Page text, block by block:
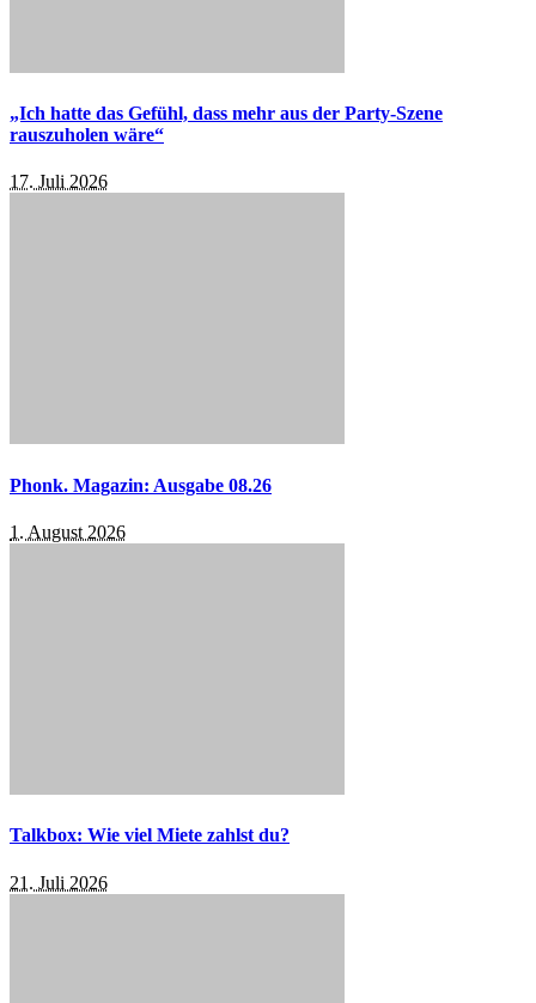
„Ich hatte das Gefühl, dass mehr aus der Party-Szene
rauszuholen wäre“
17. Juli 2026
Phonk. Magazin: Ausgabe 08.26
1. August 2026
Talkbox: Wie viel Miete zahlst du?
21. Juli 2026